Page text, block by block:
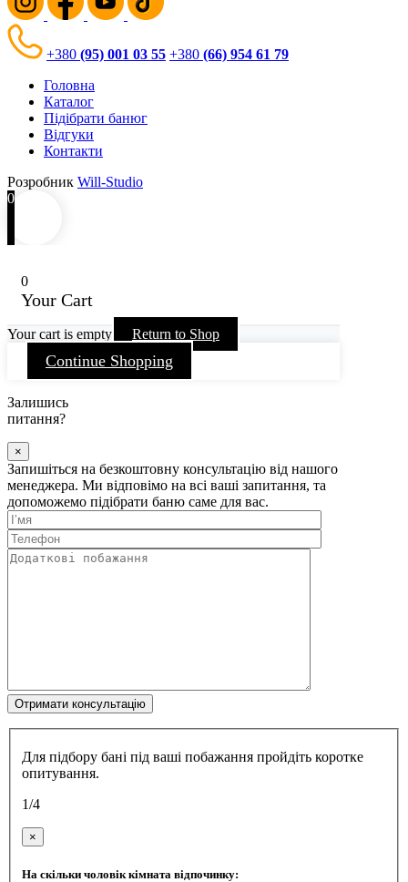
+380 (95) 001 03 55 +380 (66) 954 61 79
Головна
Каталог
Підібрати банюг
Відгуки
Контакти
Розробник Will-Studio
0
0
Your Cart
Your cart is empty Return to Shop
Continue Shopping
Залишись
питання?
×
Запишіться на безкоштовну консультацію від нашого
менеджера. Ми відповімо на всі ваші запитання, та
допоможемо підібрати баню саме для вас.
Для підбору бані під ваші побажання пройдіть коротке
опитування.
1/4
×
На скільки чоловік кімната відпочинку: